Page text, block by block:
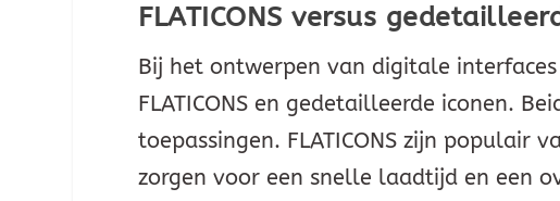
FLATICONS versus
Bij het ontwerpen van digitale
FLATICONS en gedetailleerde iconen.
toepassingen. FLATICONS zijn populair
zorgen voor een snelle laadtijd en een